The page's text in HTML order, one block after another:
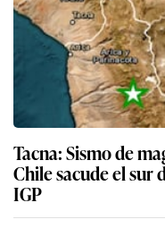
Tacna: Sismo de
Chile sacude el sur
IGP